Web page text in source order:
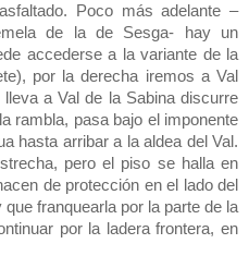
Poco más adelante –
de la de Sesga- hay un
accederse a la variante de la
por la derecha iremos a Val
a Val de la Sabina discurre
rambla, pasa bajo el imponente
hasta arribar a la aldea del Val.
pero el piso se halla en
de protección en el lado del
franquearla por la parte de la
por la ladera frontera, en